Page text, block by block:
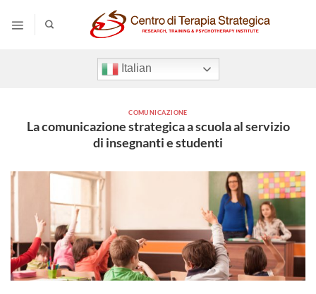
contenuti
Italian
COMUNICAZIONE
La comunicazione strategica a scuola al servizio
di insegnanti e studenti